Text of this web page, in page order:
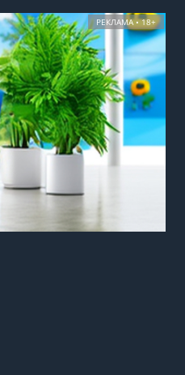
РЕКЛАМА • 18+